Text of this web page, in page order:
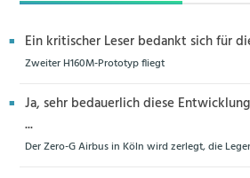
Ein kritischer Leser bedankt sich für
Zweiter H160M-Prototyp fliegt
Ja, sehr bedauerlich diese
...
Der Zero-G Airbus in Köln wird zerlegt, die